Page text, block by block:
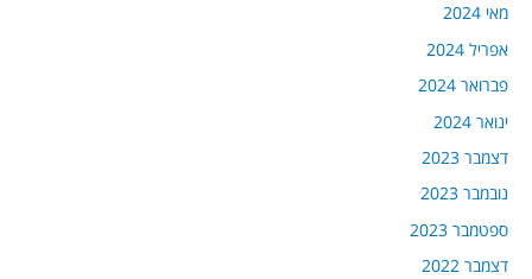
מאי 2024
אפריל 2024
פברואר 2024
ינואר 2024
דצמבר 2023
נובמבר 2023
ספטמבר 2023
דצמבר 2022